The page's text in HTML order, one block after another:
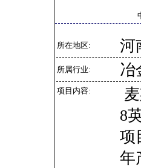
所在地区: 河
所属行业: 冶
项目内容:
8
项
年